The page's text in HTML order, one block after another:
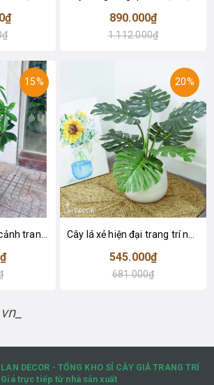
890.000₫
1.112.000₫
15% 20%
545.000₫
681.000₫
LAN DECOR - TỔNG KHO SỈ CÂY GIẢ TRANG TRÍ
Giá trực tiếp từ nhà sản xuất